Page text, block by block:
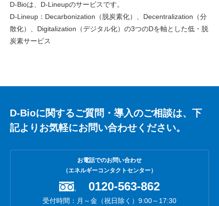
D-Bioは、D-Lineupのサービスです。
D-Lineup：Decarbonization（脱炭素化）、Decentralization（分
散化）、Digitalization（デジタル化）の3つのDを軸とした低・脱
炭素サービス
D-Bioに関するご質問・導入のご相談は、下
記よりお気軽にお問い合わせください。
お電話でのお問い合わせ
（エネルギーコンタクトセンター）
0120-563-862
受付時間：月～金（祝日除く）9:00～17:30